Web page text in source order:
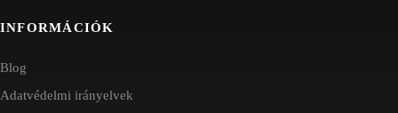
INFORMÁCIÓK
Blog
Adatvédelmi irányelvek